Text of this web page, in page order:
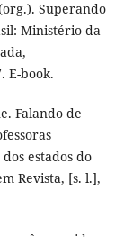
Superando
Ministério da
E-book.
Falando de
estados do
Revista, [s. l.],